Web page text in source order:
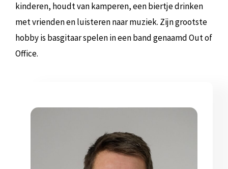
kinderen, houdt van kamperen, een biertje drinken
met vrienden en luisteren naar muziek. Zijn grootste
hobby is basgitaar spelen in een band genaamd Out of
Office.